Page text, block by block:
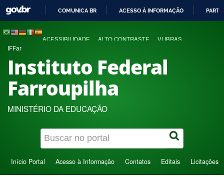
COMUNICA BR ACESSO À INFORMAÇÃO
ACESSIBILIDADE ALTO CONTRASTE VLIBRAS
IFFar
Instituto Federal
Farroupilha
MINISTÉRIO DA EDUCAÇÃO
Início Portal Acesso à Informação Contatos Editais Licitações